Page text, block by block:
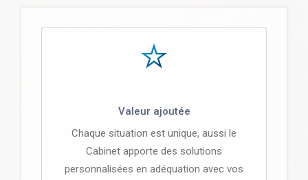
Valeur ajoutée
Chaque situation est unique, aussi le
Cabinet apporte des solutions
personnalisées en adéquation avec vos